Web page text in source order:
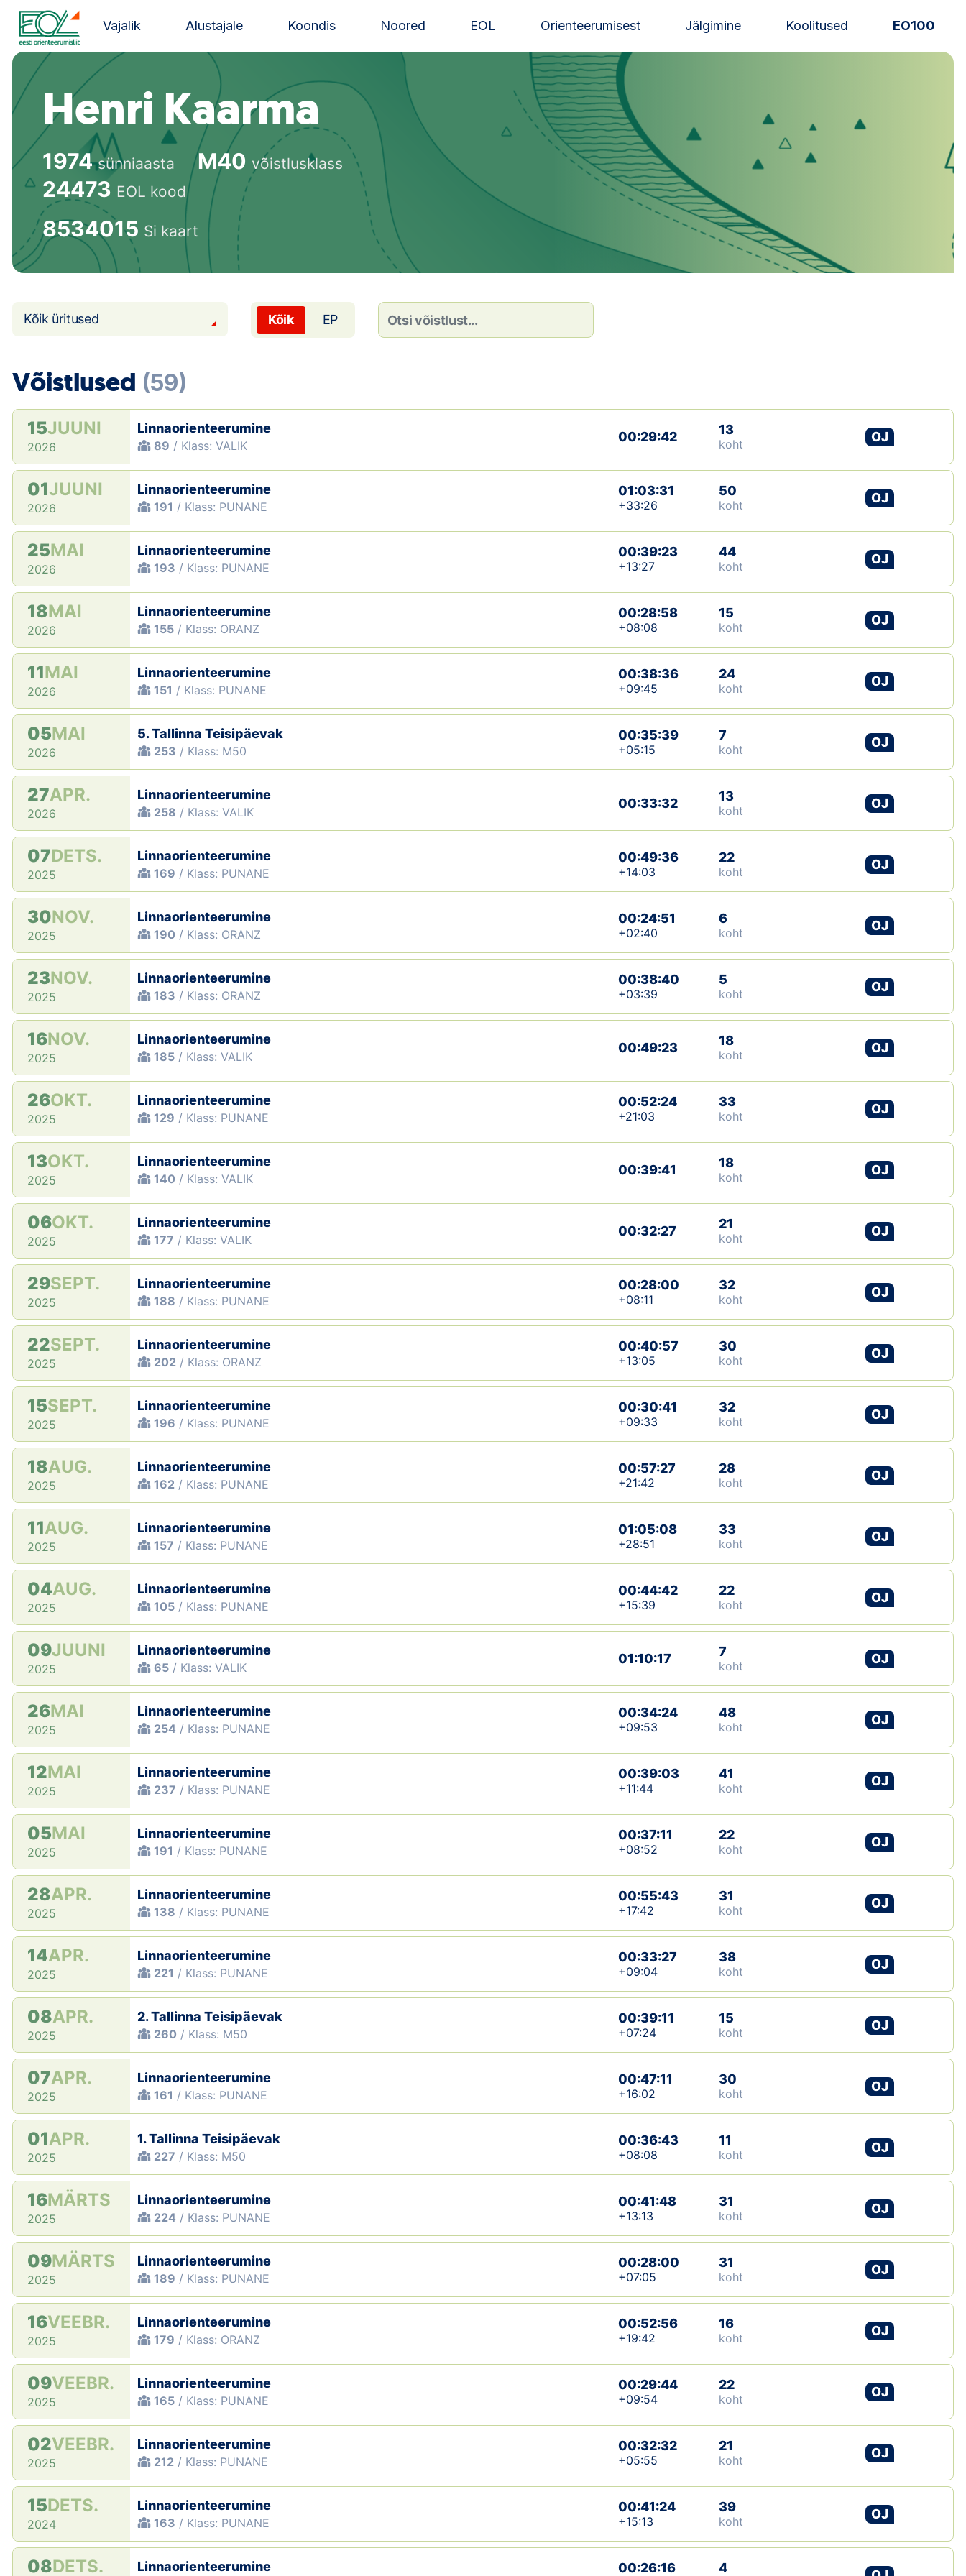
Liigu
juurde
Estonian Orienteering Federation
Vajalik Alustajale Koondis Noored EOL Orienteerumisest Jälgimine Koolitused EO100
Orienteerujale
Eesti Orienteerumine 100!
Toetamine
Telli litsents!
Galerii
Kaardid
Kalender
Koondised
Tule klubisse!
Dokumendid
Klubid
Püsirajad
Ajalugu
Koolitused
OTSI
Henri Kaarma
1974sünniaasta M40 võistlusklass
24473 EOL kood
8534015 Si kaart
Kõik üritused Kõik EP
Võistlused (59)
15JUUNI
2026
Linnaorienteerumine
89 / Klass: VALIK
00:29:42 13
koht
OJ
01JUUNI
2026
Linnaorienteerumine
191 / Klass: PUNANE
01:03:31
+33:26
50
koht
OJ
25MAI
2026
Linnaorienteerumine
193 / Klass: PUNANE
00:39:23
+13:27
44
koht
OJ
18MAI
2026
Linnaorienteerumine
155 / Klass: ORANZ
00:28:58
+08:08
15
koht
OJ
11MAI
2026
Linnaorienteerumine
151 / Klass: PUNANE
00:38:36
+09:45
24
koht
OJ
05MAI
2026
5. Tallinna Teisipäevak
253 / Klass: M50
00:35:39
+05:15
7
koht
OJ
27APR.
2026
Linnaorienteerumine
258 / Klass: VALIK
00:33:32 13
koht
OJ
07DETS.
2025
Linnaorienteerumine
169 / Klass: PUNANE
00:49:36
+14:03
22
koht
OJ
30NOV.
2025
Linnaorienteerumine
190 / Klass: ORANZ
00:24:51
+02:40
6
koht
OJ
23NOV.
2025
Linnaorienteerumine
183 / Klass: ORANZ
00:38:40
+03:39
5
koht
OJ
16NOV.
2025
Linnaorienteerumine
185 / Klass: VALIK
00:49:23 18
koht
OJ
26OKT.
2025
Linnaorienteerumine
129 / Klass: PUNANE
00:52:24
+21:03
33
koht
OJ
13OKT.
2025
Linnaorienteerumine
140 / Klass: VALIK
00:39:41 18
koht
OJ
06OKT.
2025
Linnaorienteerumine
177 / Klass: VALIK
00:32:27 21
koht
OJ
29SEPT.
2025
Linnaorienteerumine
188 / Klass: PUNANE
00:28:00
+08:11
32
koht
OJ
22SEPT.
2025
Linnaorienteerumine
202 / Klass: ORANZ
00:40:57
+13:05
30
koht
OJ
15SEPT.
2025
Linnaorienteerumine
196 / Klass: PUNANE
00:30:41
+09:33
32
koht
OJ
18AUG.
2025
Linnaorienteerumine
162 / Klass: PUNANE
00:57:27
+21:42
28
koht
OJ
11AUG.
2025
Linnaorienteerumine
157 / Klass: PUNANE
01:05:08
+28:51
33
koht
OJ
04AUG.
2025
Linnaorienteerumine
105 / Klass: PUNANE
00:44:42
+15:39
22
koht
OJ
09JUUNI
2025
Linnaorienteerumine
65 / Klass: VALIK
01:10:17 7
koht
OJ
26MAI
2025
Linnaorienteerumine
254 / Klass: PUNANE
00:34:24
+09:53
48
koht
OJ
12MAI
2025
Linnaorienteerumine
237 / Klass: PUNANE
00:39:03
+11:44
41
koht
OJ
05MAI
2025
Linnaorienteerumine
191 / Klass: PUNANE
00:37:11
+08:52
22
koht
OJ
28APR.
2025
Linnaorienteerumine
138 / Klass: PUNANE
00:55:43
+17:42
31
koht
OJ
14APR.
2025
Linnaorienteerumine
221 / Klass: PUNANE
00:33:27
+09:04
38
koht
OJ
08APR.
2025
2. Tallinna Teisipäevak
260 / Klass: M50
00:39:11
+07:24
15
koht
OJ
07APR.
2025
Linnaorienteerumine
161 / Klass: PUNANE
00:47:11
+16:02
30
koht
OJ
01APR.
2025
1. Tallinna Teisipäevak
227 / Klass: M50
00:36:43
+08:08
11
koht
OJ
16MÄRTS
2025
Linnaorienteerumine
224 / Klass: PUNANE
00:41:48
+13:13
31
koht
OJ
09MÄRTS
2025
Linnaorienteerumine
189 / Klass: PUNANE
00:28:00
+07:05
31
koht
OJ
16VEEBR.
2025
Linnaorienteerumine
179 / Klass: ORANZ
00:52:56
+19:42
16
koht
OJ
09VEEBR.
2025
Linnaorienteerumine
165 / Klass: PUNANE
00:29:44
+09:54
22
koht
OJ
02VEEBR.
2025
Linnaorienteerumine
212 / Klass: PUNANE
00:32:32
+05:55
21
koht
OJ
15DETS.
2024
Linnaorienteerumine
163 / Klass: PUNANE
00:41:24
+15:13
39
koht
OJ
08DETS. Linnaorienteerumine 00:26:16 4